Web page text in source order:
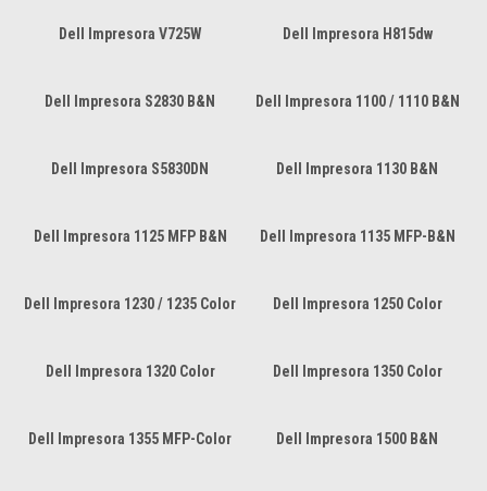
Dell Impresora V725W Dell Impresora H815dw
Dell Impresora S2830 B&N Dell Impresora 1100 / 1110 B&N
Dell Impresora S5830DN Dell Impresora 1130 B&N
Dell Impresora 1125 MFP B&N Dell Impresora 1135 MFP-B&N
Dell Impresora 1230 / 1235 Color Dell Impresora 1250 Color
Dell Impresora 1320 Color Dell Impresora 1350 Color
Dell Impresora 1355 MFP-Color Dell Impresora 1500 B&N